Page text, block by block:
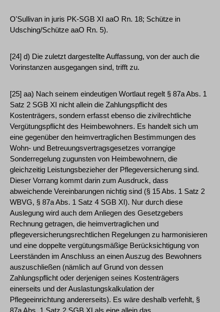
O'Sullivan in juris PK-SGB XI aaO Rn. 18; Schütze in
Udsching/Schütze aaO Rn. 5).
[24] d) Die zuletzt dargestellte Auffassung, von der auch die
Vorinstanzen ausgegangen sind, trifft zu.
[25] aa) Nach seinem eindeutigen Wortlaut regelt § 87a Abs. 1
Satz 2 SGB XI nicht allein die Zahlungspflicht des
Kostenträgers, sondern erfasst ebenso die zivilrechtliche
Vergütungspflicht des Heimbewohners. Es handelt sich um
eine gegenüber den heimvertraglichen Bestimmungen des
Wohn- und Betreuungsvertragsgesetzes vorrangige
Sonderregelung zugunsten von Heimbewohnern, die
gleichzeitig Leistungsbezieher der Pflegeversicherung sind.
Dieser Vorrang kommt darin zum Ausdruck, dass
abweichende Vereinbarungen nichtig sind (§ 15 Abs. 1 Satz 2
WBVG, § 87a Abs. 1 Satz 4 SGB XI). Nur durch diese
Auslegung wird auch dem Anliegen des Gesetzgebers
Rechnung getragen, die heimvertraglichen und
pflegeversicherungsrechtlichen Regelungen zu harmonisieren
und eine doppelte vergütungsmäßige Berücksichtigung von
Leerständen im Anschluss an einen Auszug des Bewohners
auszuschließen (nämlich auf Grund von dessen
Zahlungspflicht oder derjenigen seines Kostenträgers
einerseits und der Auslastungskalkulation der
Pflegeeinrichtung andererseits). Es wäre deshalb verfehlt, §
87a Abs. 1 Satz 2 SGB XI als eine allein das